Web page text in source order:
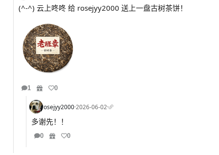
(^-^) 云上咚咚 给 rosejyy2000 送上一盘古树茶饼！
1 0
rosejyy2000·2026-06-02·
多谢先！！
0 0